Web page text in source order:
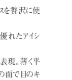
を贅沢に使
れたアイシ
現。薄く平
面で目のキ